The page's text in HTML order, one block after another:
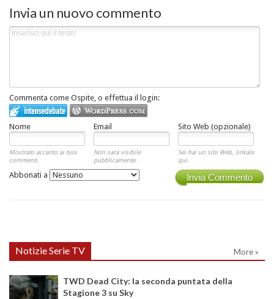
Invia un nuovo commento
Commenta come Ospite, o effettua il login:
Nome Email Sito Web (opzionale)
Mostrato accanto ai tuoi
commenti.
Non sarà visibile
pubblicamente.
Sei hai un sito Web, linkalo
qui.
Invia Commento
Abbonati a
Notizie Serie TV More »
TWD Dead City: la seconda puntata della
Stagione 3 su Sky